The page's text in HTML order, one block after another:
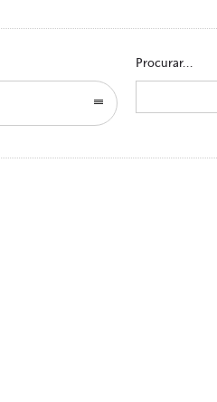
Procurar...
Search